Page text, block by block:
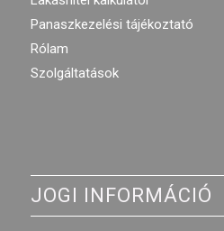
Panaszkezelési tájékoztató
Rólam
Szolgáltatások
JOGI INFORMÁCIÓ